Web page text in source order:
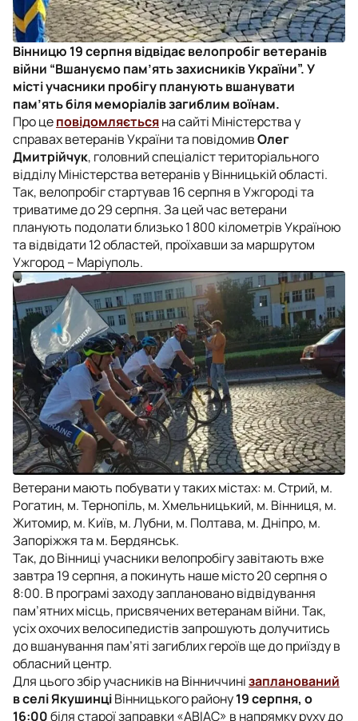
Вінницю 19 серпня відвідає велопробіг ветеранів
війни “Вшануємо пам’ять захисників України”. У
місті учасники пробігу планують вшанувати
пам’ять біля меморіалів загиблим воїнам.
Про цеповідомляєтьсяна сайті Міністерства у
справах ветеранів України та повідомивОлег
Дмитрійчук, головний спеціаліст територіального
відділу Міністерства ветеранів у Вінницькій області.
Так, велопробіг стартував 16 серпня в Ужгороді та
триватиме до 29 серпня. За цей час ветерани
планують подолати близько 1 800 кілометрів Україною
та відвідати 12 областей, проїхавши за маршрутом
Ужгород – Маріуполь.
Ветерани мають побувати у таких містах: м. Стрий, м.
Рогатин, м. Тернопіль, м. Хмельницький, м. Вінниця, м.
Житомир, м. Київ, м. Лубни, м. Полтава, м. Дніпро, м.
Запоріжжя та м. Бердянськ.
Так, до Вінниці учасники велопробігу завітають вже
завтра 19 серпня, а покинуть наше місто 20 серпня о
8:00. В програмі заходу заплановано відвідування
пам’ятних місць, присвячених ветеранам війни. Так,
усіх охочих велосипедистів запрошують долучитись
до вшанування пам’яті загиблих героїв ще до приїзду в
обласний центр.
Для цього збір учасників на Вінниччинізапланований
в селі ЯкушинціВінницького району19 серпня, о
16:00біля старої заправки «АВІАС» в напрямку руху до